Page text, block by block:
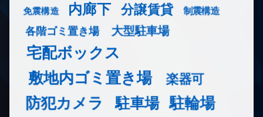
免震構造 内廊下 分譲賃貸 制震構造
各階ゴミ置き場 大型駐車場
宅配ボックス
敷地内ゴミ置き場
楽器可
防犯カメラ 駐車場 駐輪場